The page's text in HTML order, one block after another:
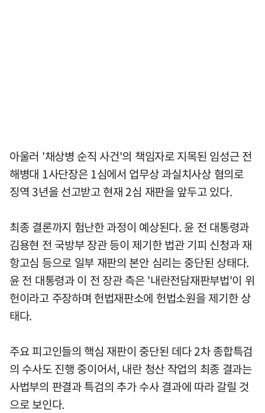
아울러 '채상병 순직 사건'의 책임자로 지목된 임성근 전
해병대 1사단장은 1심에서 업무상 과실치사상 혐의로
징역 3년을 선고받고 현재 2심 재판을 앞두고 있다.
최종 결론까지 험난한 과정이 예상된다. 윤 전 대통령과
김용현 전 국방부 장관 등이 제기한 법관 기피 신청과 재
항고심 등으로 일부 재판의 본안 심리는 중단된 상태다.
윤 전 대통령과 이 전 장관 측은 '내란전담재판부법'이 위
헌이라고 주장하며 헌법재판소에 헌법소원을 제기한 상
태다.
주요 피고인들의 핵심 재판이 중단된 데다 2차 종합특검
의 수사도 진행 중이어서, 내란 청산 작업의 최종 결과는
사법부의 판결과 특검의 추가 수사 결과에 따라 갈릴 것
으로 보인다.